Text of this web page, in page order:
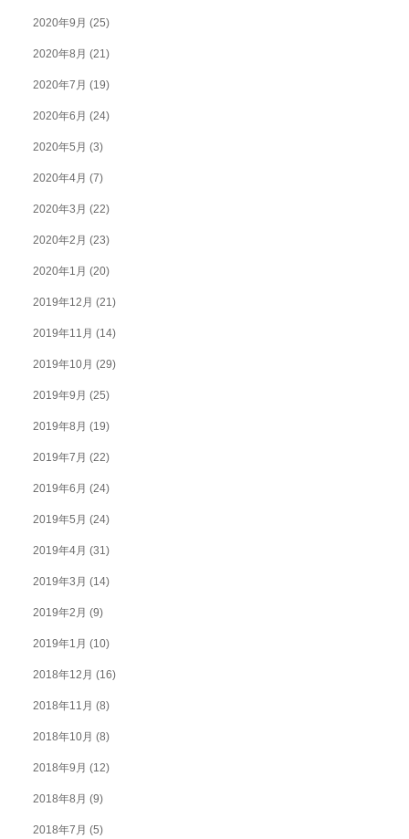
2020年9月 (25)
2020年8月 (21)
2020年7月 (19)
2020年6月 (24)
2020年5月 (3)
2020年4月 (7)
2020年3月 (22)
2020年2月 (23)
2020年1月 (20)
2019年12月 (21)
2019年11月 (14)
2019年10月 (29)
2019年9月 (25)
2019年8月 (19)
2019年7月 (22)
2019年6月 (24)
2019年5月 (24)
2019年4月 (31)
2019年3月 (14)
2019年2月 (9)
2019年1月 (10)
2018年12月 (16)
2018年11月 (8)
2018年10月 (8)
2018年9月 (12)
2018年8月 (9)
2018年7月 (5)